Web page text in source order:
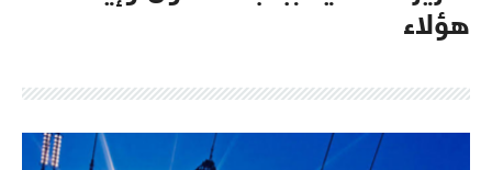
هؤلاء